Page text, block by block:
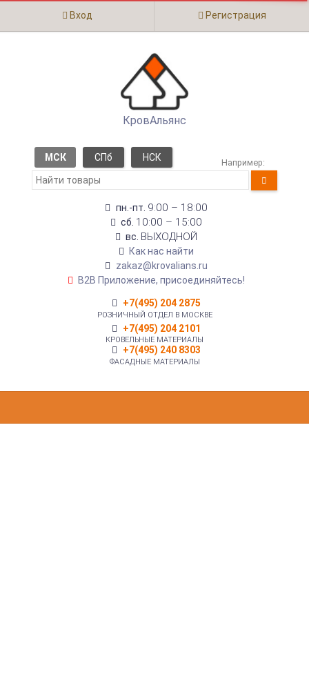
Вход Регистрация
КровАльянс
МСК СПб НСК Например:
пн.-пт. 9:00 – 18:00
сб. 10:00 – 15:00
вс. ВЫХОДНОЙ
Как нас найти
zakaz@krovalians.ru
B2B Приложение, присоединяйтесь!
+7(495) 204 2875
РОЗНИЧНЫЙ ОТДЕЛ В МОСКВЕ
+7(495) 204 2101
КРОВЕЛЬНЫЕ МАТЕРИАЛЫ
+7(495) 240 8303
ФАСАДНЫЕ МАТЕРИАЛЫ